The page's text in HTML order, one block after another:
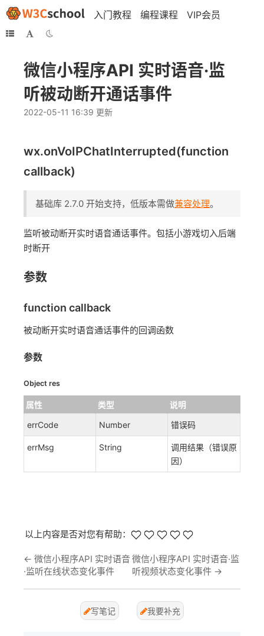
入门教程 编程课程 VIP会员
微信小程序API 实时语音·监
听被动断开通话事件
2022-05-11 16:39 更新
wx.onVoIPChatInterrupted(function
callback)
基础库 2.7.0 开始支持，低版本需做兼容处理。
监听被动断开实时语音通话事件。包括小游戏切入后端
时断开
参数
function callback
被动断开实时语音通话事件的回调函数
参数
Object res
属性 类型
说明
errCode
Number 错误码
errMsg String
调用结果（错误原
因）
以上内容是否对您有帮助：
← 微信小程序API 实时语音
·监听在线状态变化事件
微信小程序API 实时语音·监
听视频状态变化事件 →
写笔记 我要补充